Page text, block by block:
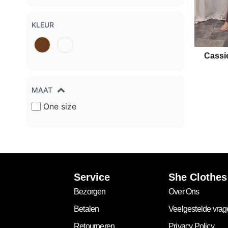
KLEUR
MAAT
One size
Service
Bezorgen
Betalen
Retourneren
She Clothes
Over Ons
Veelgestelde
Privacy Policy